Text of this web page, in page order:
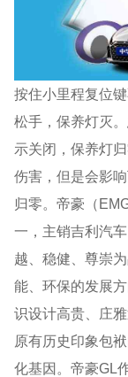
按住小里程复位
松手，保养灯灭
示关闭，保养灯
伤害，但是会影
归零。帝豪（
一，主销吉利汽
越、稳健、尊崇
能、环保的发展
识设计高贵、庄
原有历史印象包
化基因。帝豪GL